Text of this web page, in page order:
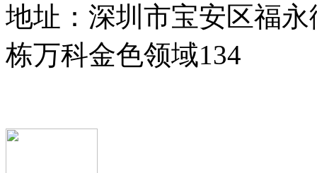
地址：深圳市宝安区福
栋万科金色领域134